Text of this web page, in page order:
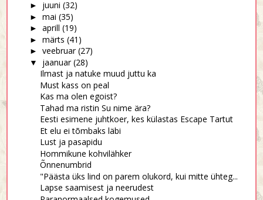
► juuni (32)
► mai (35)
► aprill (19)
► märts (41)
► veebruar (27)
▼ jaanuar (28)
Ilmast ja natuke muud juttu ka
Must kass on peal
Kas ma olen egoist?
Tahad ma ristin Su nime ära?
Eesti esimene juhtkoer, kes külastas Escape Tartut
Et elu ei tõmbaks läbi
Lust ja pasapidu
Hommikune kohvilähker
Õnnenumbrid
"Päästa üks lind on parem olukord, kui mitte ühteg...
Lapse saamisest ja neerudest